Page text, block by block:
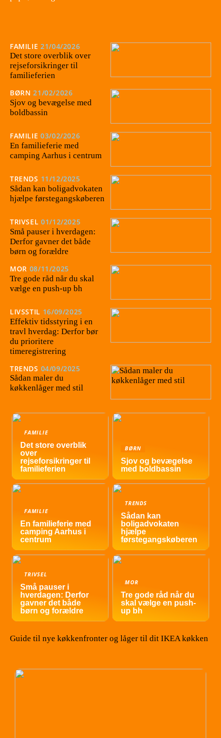
FAMILIE 21/04/2026
Det store overblik over
rejseforsikringer til
familieferien
BØRN 21/02/2026
Sjov og bevægelse med
boldbassin
FAMILIE 03/02/2026
En familieferie med
camping Aarhus i centrum
TRENDS 11/12/2025
Sådan kan boligadvokaten
hjælpe førstegangskøberen
TRIVSEL 01/12/2025
Små pauser i hverdagen:
Derfor gavner det både
børn og forældre
MOR 08/11/2025
Tre gode råd når du skal
vælge en push-up bh
LIVSSTIL 16/09/2025
Effektiv tidsstyring i en
travl hverdag: Derfor bør
du prioritere
timeregistrering
TRENDS 04/09/2025
Sådan maler du
køkkenlåger med stil
FAMILIE
Det store overblik
over
rejseforsikringer til
familieferien
BØRN
Sjov og bevægelse
med boldbassin
FAMILIE
En familieferie med
camping Aarhus i
centrum
TRENDS
Sådan kan
boligadvokaten
hjælpe
førstegangskøberen
TRIVSEL
Små pauser i
hverdagen: Derfor
gavner det både
børn og forældre
MOR
Tre gode råd når du
skal vælge en push-
up bh
Guide til nye køkkenfronter og låger til dit IKEA køkken